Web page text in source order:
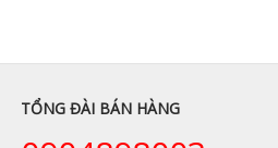
TỔNG ĐÀI BÁN HÀNG